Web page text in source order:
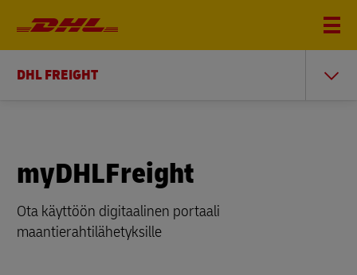
DHL FREIGHT
myDHLFreight
Ota käyttöön digitaalinen portaali
maantierahtilähetyksille